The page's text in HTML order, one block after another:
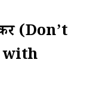
(Don’t
with